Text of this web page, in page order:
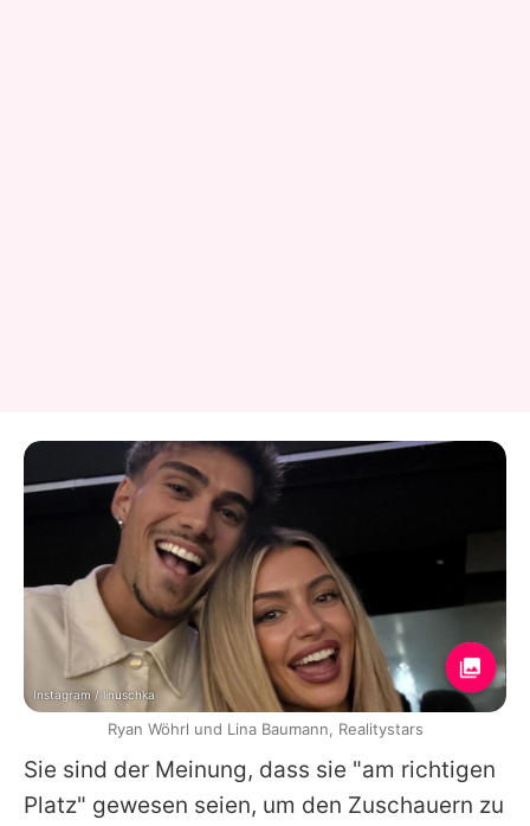
Sie sind der Meinung, dass sie "am richtigen
Platz" gewesen seien, um den Zuschauern zu
Instagram / linuschka
Ryan Wöhrl und Lina Baumann, Realitystars